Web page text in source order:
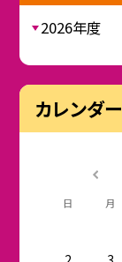
2026年度
カレンダー
日 月